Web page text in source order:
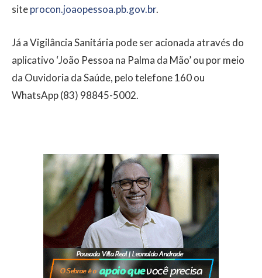
siteprocon.joaopessoa.pb.gov.br.
Já a Vigilância Sanitária pode ser acionada através do
aplicativo ‘João Pessoa na Palma da Mão’ ou por meio
da Ouvidoria da Saúde, pelo telefone 160 ou
WhatsApp (83) 98845-5002.